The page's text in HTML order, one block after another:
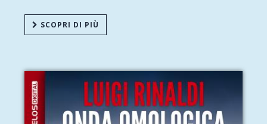
SCOPRI DI PIÙ